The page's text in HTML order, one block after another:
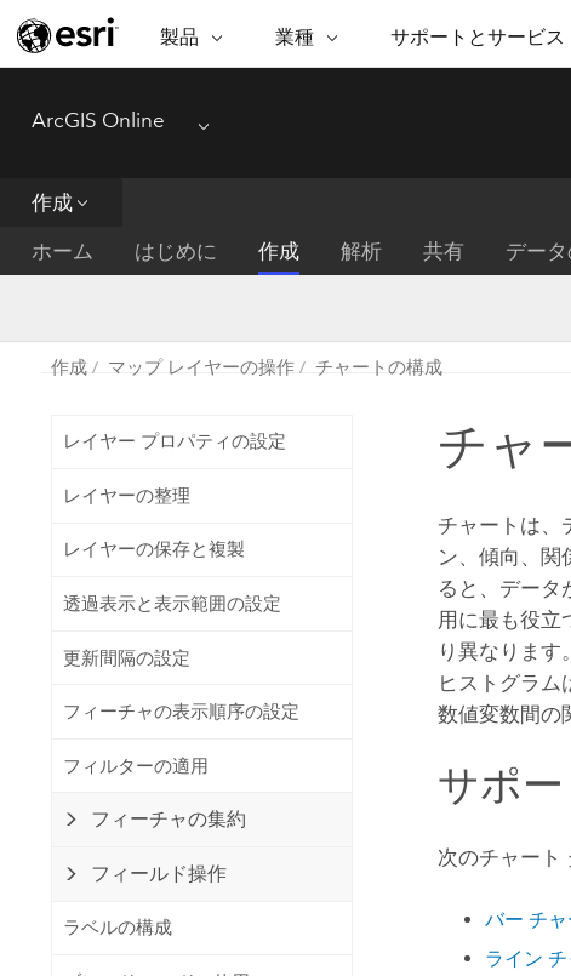
製品
ARCGIS
ArcGIS の概要
ArcGIS Online
完全な SaaS マッピング プラット
ArcGIS Enterprise
テム
開発者向けテクノロジー
ケーションの構築
すべてのプロダクト
機能
位置
空間
業種
業種
自然保護
公共エネルギー
地方自治体
持続可能な
交通機関
サポートとサービス
サポートとサービス
ArcGIS Online Menu
作成
ホーム
はじめに 作成 解析 共有 デー
作成 マップ レイヤーの操作 チャートの構成
レイヤー プロパティの設定
レイヤーの整理
レイヤーの保存と複製
透過表示と表示範囲の設定
更新間隔の設定
フィーチャの表示順序の設定
フィルターの適用
フィーチャの集約
フィールド操作
ラベルの構成
チャ
チャートは、
ン、傾向、関
ると、データ
用に最も役立
り異なります
ヒストグラム
数値変数間の
サポ
次のチャート
バー チャ
ライン チ